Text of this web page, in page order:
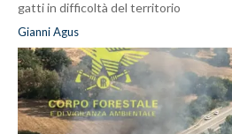
gatti in difficoltà del territorio
Gianni Agus